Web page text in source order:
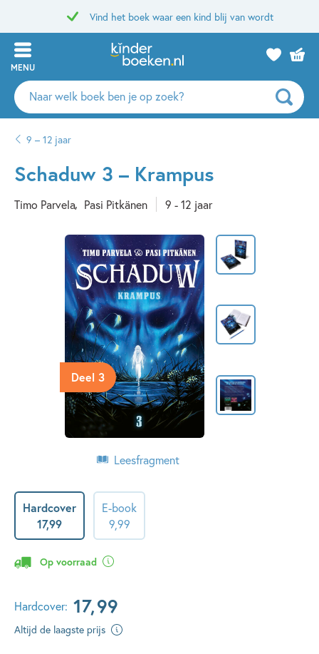
Vind het boek waar een kind blij van wordt
MENU
Zoeken
naar
auteurs
uitgevers
9 – 12 jaar
Schaduw 3 – Krampus
Timo Parvela Pasi Pitkänen 9 - 12 jaar
Deel 3
Leesfragment
Hardcover
17,99
E-book
9,99
Op voorraad
Hardcover: 17,99
Altijd de laagste prijs